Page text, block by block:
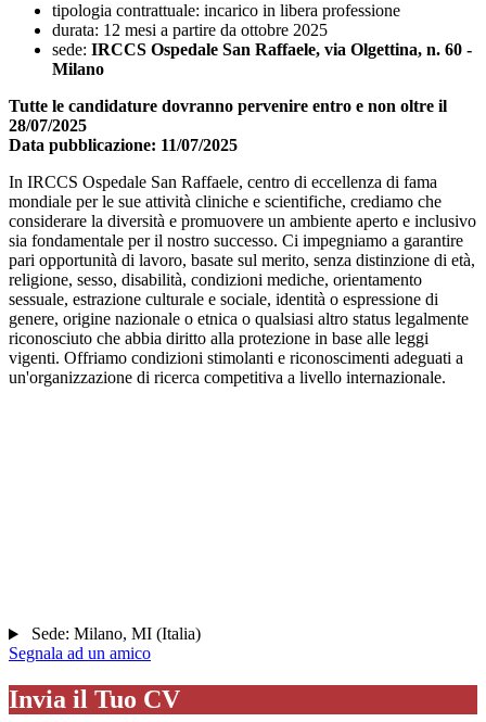
tipologia contrattuale: incarico in libera professione
durata: 12 mesi a partire da ottobre 2025
sede: IRCCS Ospedale San Raffaele, via Olgettina, n. 60 -
Milano
Tutte le candidature dovranno pervenire entro e non oltre il
28/07/2025
Data pubblicazione: 11/07/2025
In IRCCS Ospedale San Raffaele, centro di eccellenza di fama
mondiale per le sue attività cliniche e scientifiche, crediamo che
considerare la diversità e promuovere un ambiente aperto e inclusivo
sia fondamentale per il nostro successo. Ci impegniamo a garantire
pari opportunità di lavoro, basate sul merito, senza distinzione di età,
religione, sesso, disabilità, condizioni mediche, orientamento
sessuale, estrazione culturale e sociale, identità o espressione di
genere, origine nazionale o etnica o qualsiasi altro status legalmente
riconosciuto che abbia diritto alla protezione in base alle leggi
vigenti. Offriamo condizioni stimolanti e riconoscimenti adeguati a
un'organizzazione di ricerca competitiva a livello internazionale.
Sede: Milano, MI(Italia)
Segnala ad un amico
Invia il Tuo CV